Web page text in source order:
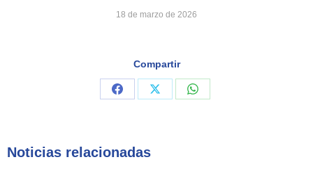
18 de marzo de 2026
Compartir
Share
Share
Share
Noticias relacionadas